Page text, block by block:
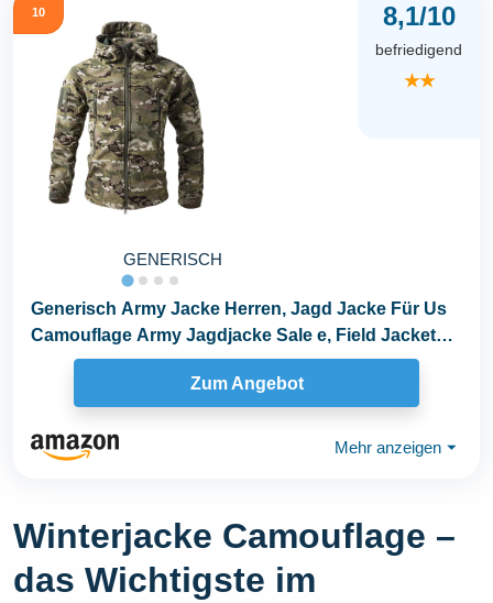
10
GENERISCH
8,1/10
befriedigend
★★
Generisch Army Jacke Herren, Jagd Jacke Für Us
Camouflage Army Jagdjacke Sale e, Field Jacket
Armee...
Zum Angebot
Mehr anzeigen ⏷
Winterjacke Camouflage –
das Wichtigste im